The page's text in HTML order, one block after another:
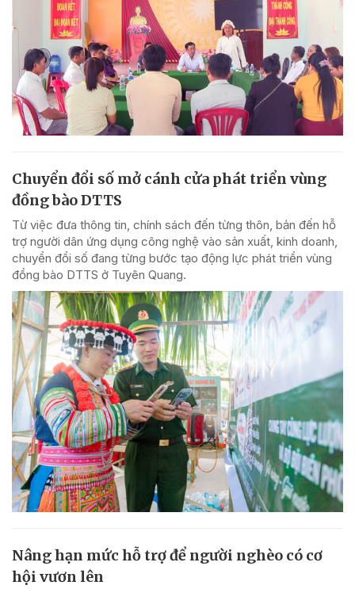
Chuyển đổi số mở cánh cửa phát triển vùng
đồng bào DTTS
Từ việc đưa thông tin, chính sách đến từng thôn, bản đến hỗ
trợ người dân ứng dụng công nghệ vào sản xuất, kinh doanh,
chuyển đổi số đang từng bước tạo động lực phát triển vùng
đồng bào DTTS ở Tuyên Quang.
Nâng hạn mức hỗ trợ để người nghèo có cơ
hội vươn lên